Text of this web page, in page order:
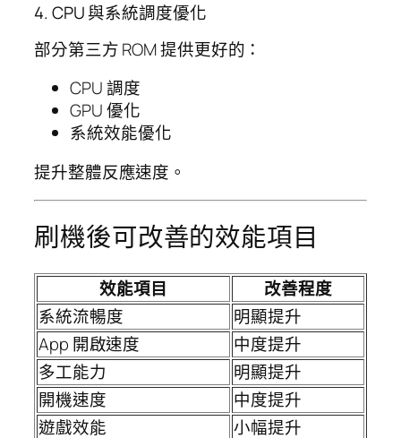
4. CPU 與系統調度優化
部分第三方 ROM 提供更好的：
CPU 調度
GPU 優化
系統效能優化
提升整體反應速度。
刷機後可改善的效能項目
效能項目
改善程度
系統流暢度
明顯提升
App 開啟速度
中度提升
多工能力
明顯提升
開機速度
中度提升
遊戲效能
小幅提升